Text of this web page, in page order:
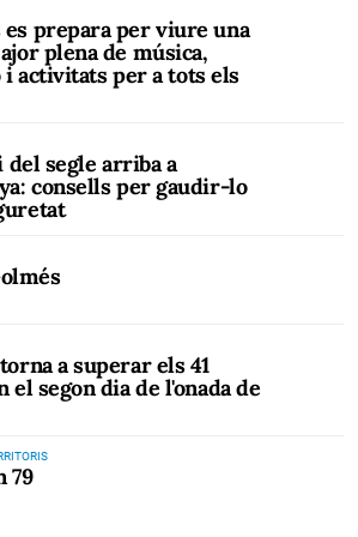
es prepara per viure una
plena de música,
activitats per a tots els
del segle arriba a
consells per gaudir-lo
a superar els 41
el segon dia de l'onada de
79